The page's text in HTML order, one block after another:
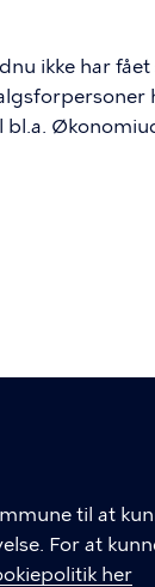
til at
For at
her
ikke har
GENVEJE